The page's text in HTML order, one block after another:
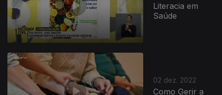
Literacia em
Saúde
02 dez. 2022
Como Gerir a
656667